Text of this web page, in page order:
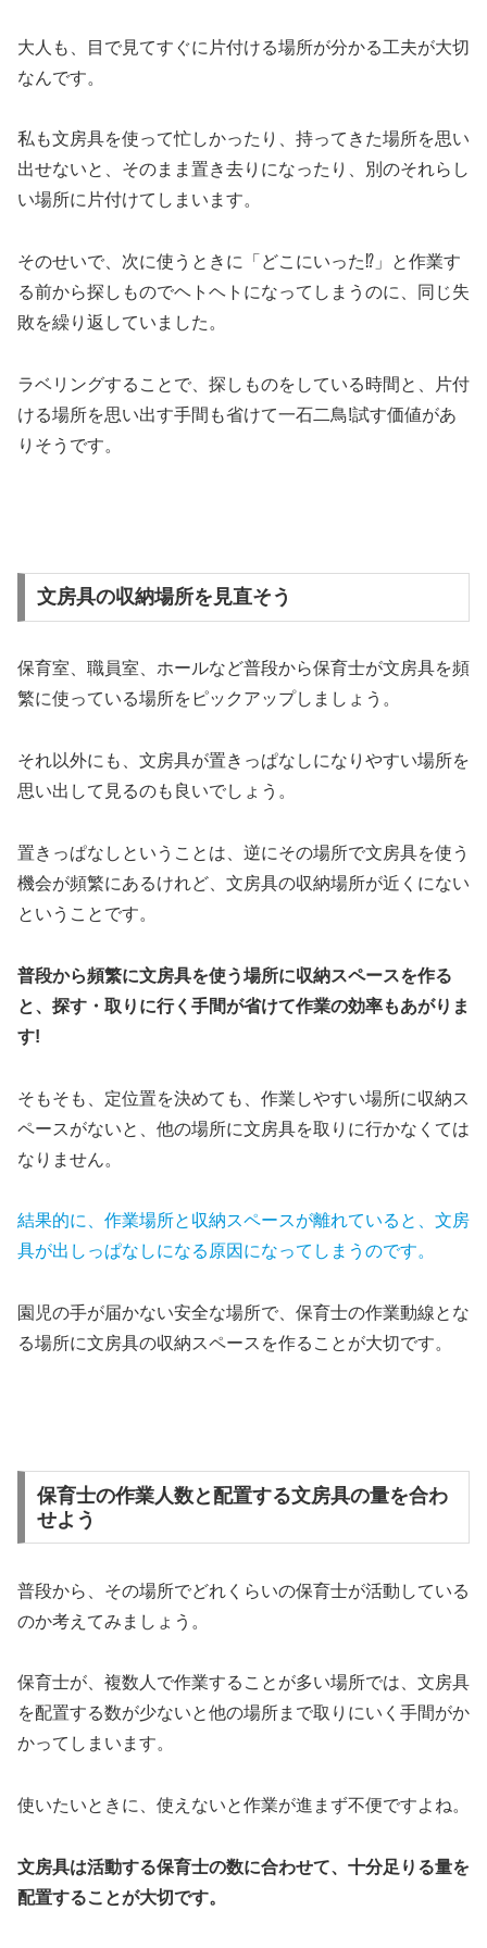
大人も、目で見てすぐに片付ける場所が分かる工夫が大切
なんです。
私も文房具を使って忙しかったり、持ってきた場所を思い
出せないと、そのまま置き去りになったり、別のそれらし
い場所に片付けてしまいます。
そのせいで、次に使うときに「どこにいった⁉」と作業す
る前から探しものでヘトヘトになってしまうのに、同じ失
敗を繰り返していました。
ラベリングすることで、探しものをしている時間と、片付
ける場所を思い出す手間も省けて一石二鳥!試す価値があ
りそうです。
文房具の収納場所を見直そう
保育室、職員室、ホールなど普段から保育士が文房具を頻
繁に使っている場所をピックアップしましょう。
それ以外にも、文房具が置きっぱなしになりやすい場所を
思い出して見るのも良いでしょう。
置きっぱなしということは、逆にその場所で文房具を使う
機会が頻繁にあるけれど、文房具の収納場所が近くにない
ということです。
普段から頻繁に文房具を使う場所に収納スペースを作る
と、探す・取りに行く手間が省けて作業の効率もあがりま
す!
そもそも、定位置を決めても、作業しやすい場所に収納ス
ペースがないと、他の場所に文房具を取りに行かなくては
なりません。
結果的に、 作業場所と収納スペースが離れていると、文房
具が出しっぱなしになる原因になってしまうのです。
園児の手が届かない安全な場所で、保育士の作業動線とな
る場所に文房具の収納スペースを作ることが大切です。
保育士の作業人数と配置する文房具の量を合わ
せよう
普段から、その場所でどれくらいの保育士が活動している
のか考えてみましょう。
保育士が、複数人で作業することが多い場所では、文房具
を配置する数が少ないと他の場所まで取りにいく手間がか
かってしまいます。
使いたいときに、使えないと作業が進まず不便ですよね。
文房具は活動する保育士の数に合わせて、十分足りる量を
配置することが大切です。